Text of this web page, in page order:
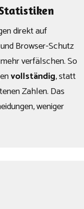
direkt auf
Browser-Schutz
verfälschen. So
vollständig, statt
Zahlen. Das
weniger